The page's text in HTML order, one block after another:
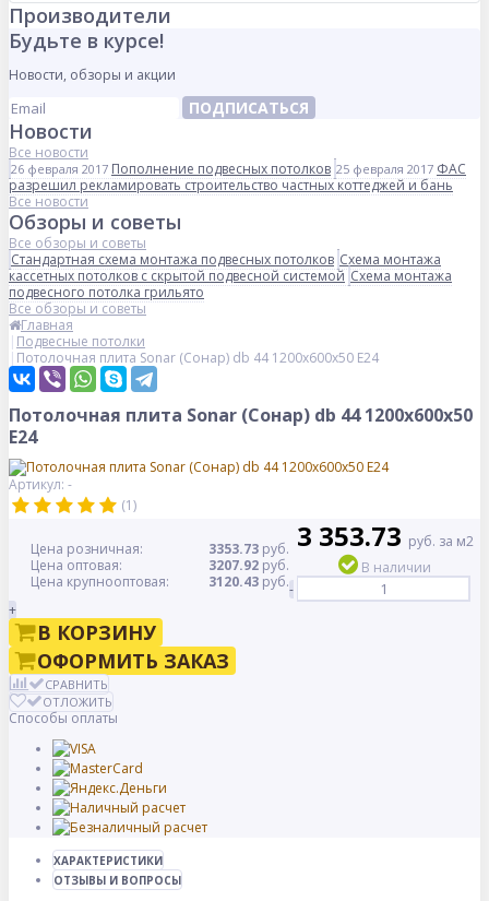
Производители
Будьте в курсе!
Новости, обзоры и акции
ПОДПИСАТЬСЯ
Новости
Все новости
26 февраля 2017 Пополнение подвесных потолков 25 февраля 2017 ФАС
разрешил рекламировать строительство частных коттеджей и бань
Все новости
Обзоры и советы
Все обзоры и советы
Стандартная схема монтажа подвесных потолков Схема монтажа
кассетных потолков с скрытой подвесной системой Схема монтажа
подвесного потолка грильято
Все обзоры и советы
Главная
Подвесные потолки
Потолочная плита Sonar (Сонар) db 44 1200x600x50 E24
Потолочная плита Sonar (Сонар) db 44 1200x600x50
E24
Артикул: -
(1)
Цена розничная: 3353.73 руб.
Цена оптовая:
3207.92 руб.
Цена крупнооптовая:
3120.43 руб.
3 353.73 руб. за м2
В наличии
-
+
В КОРЗИНУ
ОФОРМИТЬ ЗАКАЗ
СРАВНИТЬ
ОТЛОЖИТЬ
Способы оплаты
ХАРАКТЕРИСТИКИ
ОТЗЫВЫ И ВОПРОСЫ